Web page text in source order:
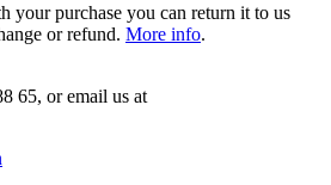
your purchase you can return it to us
or refund. More info.
65, or email us at